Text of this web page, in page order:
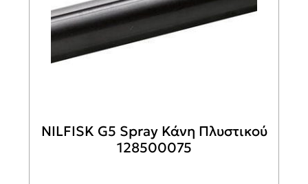
NILFISK G5 Spray Κάνη Πλυστικού
128500075